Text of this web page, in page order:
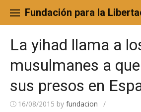
content
Fundación para la
La yihad llama a
musulmanes a
sus presos en
16/08/2015 by fundacion /